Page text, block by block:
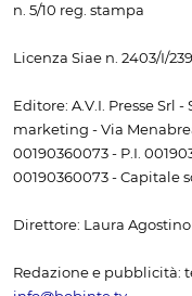
n. 5/10 reg. stampa
Licenza Siae n. 2403/I/
Editore: A.V.I. Presse
marketing - Via
00190360073 - P.I.
00190360073 - Capitale
Direttore: Laura Agostino
Redazione e pubblicità: